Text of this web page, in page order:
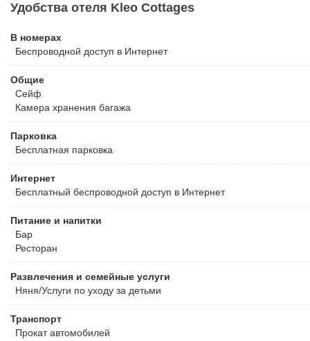
Удобства отеля Kleo Cottages
В номерах
Беспроводной доступ в Интернет
Общие
Сейф
Камера хранения багажа
Парковка
Бесплатная парковка
Интернет
Бесплатный беспроводной доступ в Интернет
Питание и напитки
Бар
Ресторан
Развлечения и семейные услуги
Няня/Услуги по уходу за детьми
Транспорт
Прокат автомобилей